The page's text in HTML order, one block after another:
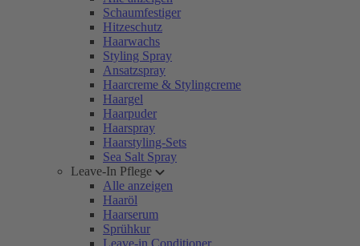
Schaumfestiger
Hitzeschutz
Haarwachs
Styling Spray
Ansatzspray
Haarcreme & Stylingcreme
Haargel
Haarpuder
Haarspray
Haarstyling-Sets
Sea Salt Spray
Leave-In Pflege
Alle anzeigen
Haaröl
Haarserum
Sprühkur
Leave-in Conditioner